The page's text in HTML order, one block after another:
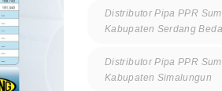
Distributor Pipa PPR
Kabupaten Serdang
Distributor Pipa PPR
Kabupaten Simalungun